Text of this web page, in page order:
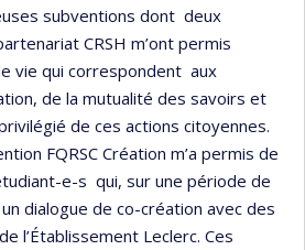
subventions dont deux
CRSH m’ont permis
vie qui correspondent aux
de la mutualité des savoirs et
de ces actions citoyennes.
FQRSC Création m’a permis de
e-s qui, sur une période de
dialogue de co-création avec des
l’Établissement Leclerc. Ces